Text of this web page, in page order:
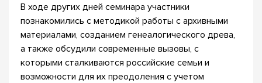
В ходе других дней семинара участники
познакомились с методикой работы с архивными
материалами, созданием генеалогического древа,
а также обсудили современные вызовы, с
которыми сталкиваются российские семьи и
возможности для их преодоления с учетом